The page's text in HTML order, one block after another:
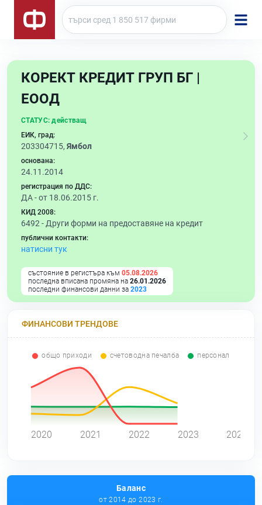
КОРЕКТ КРЕДИТ ГРУП БГ |
ЕООД
СТАТУС: действащ
ЕИК, град:
203304715, Ямбол
основана:
24.11.2014
регистрация по ДДС:
ДА - от 18.06.2015 г.
КИД 2008:
6492 - Други форми на предоставяне на кредит
публични контакти:
натисни тук
състояние в регистъра към 05.08.2026
последна вписана промяна на 26.01.2026
последни финансови данни за 2023
ФИНАНСОВИ ТРЕНДОВЕ
общо приходи счетоводна печалба персонал
2020 2021 2022 2023 2024
Баланс
от 2014 до 2023 г.